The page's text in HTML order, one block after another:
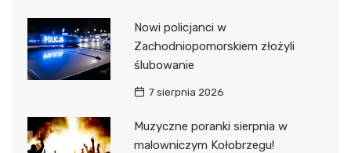
Nowi policjanci w
Zachodniopomorskiem złożyli
ślubowanie
7 sierpnia 2026
Muzyczne poranki sierpnia w
malowniczym Kołobrzegu!